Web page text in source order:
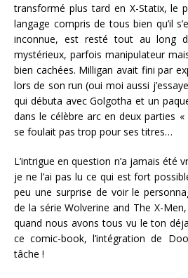
transformé plus tard en X-Statix, le
langage compris de tous bien qu’il
inconnue, est resté tout au long
mystérieux, parfois manipulateur
bien cachées. Milligan avait fini par
lors de son run (oui moi aussi
qui débuta avec Golgotha et un
dans le célèbre arc en deux parties
se foulait pas trop pour ses titres…
L’intrigue en question n’a jamais été
je ne l’ai pas lu ce qui est fort
peu une surprise de voir le
de la série Wolverine and The X-
quand nous avons tous vu le ton
ce comic-book, l’intégration de
tâche !